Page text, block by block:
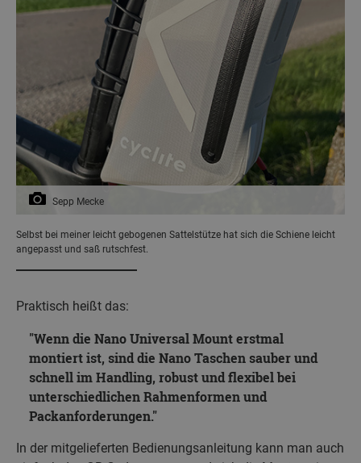
Sepp Mecke
Selbst bei meiner leicht gebogenen Sattelstütze hat sich die Schiene leicht
angepasst und saß rutschfest.
Praktisch heißt das:
Wenn die Nano Universal Mount erstmal
montiert ist, sind die Nano Taschen sauber und
schnell im Handling, robust und flexibel bei
unterschiedlichen Rahmenformen und
Packanforderungen.
In der mitgelieferten Bedienungsanleitung kann man auch